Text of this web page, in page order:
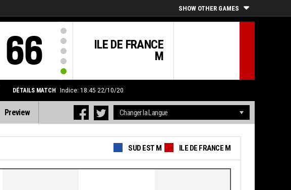
SHOW OTHER GAMES
ILE DE FRANCE
M
66
DÉTAILS MATCH Indice: 18:45 22/10/20
Preview
SUD EST M ILE DE FRANCE M